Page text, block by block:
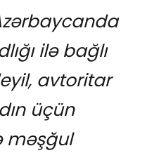
ilə bağlı
avtoritar
üçün
məşğul